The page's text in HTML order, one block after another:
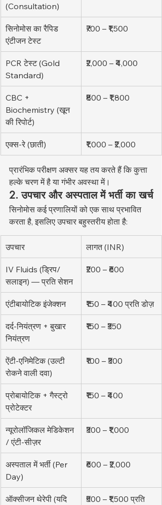
(Consultation)
सिनोमोस का रैपिड
एंटीजन टेस्ट
₹700 – ₹1,500
PCR टेस्ट (Gold
Standard)
₹2,000 – ₹4,000
CBC +
Biochemistry (खून
की रिपोर्ट)
₹800 – ₹1,800
एक्स-रे (छाती) ₹1,000 – ₹2,000
प्रारंभिक परीक्षण अक्सर यह तय करते हैं कि कुत्ता
हल्के चरण में है या गंभीर अवस्था में।
2. उपचार और अस्पताल में भर्ती का खर्च
सिनोमोस कई प्रणालियों को एक साथ प्रभावित
करता है, इसलिए उपचार बहुस्तरीय होता है:
उपचार लागत (INR)
IV Fluids (ड्रिप/
सलाइन) — प्रति सेशन
₹200 – ₹600
एंटीबायोटिक इंजेक्शन ₹150 – ₹400 प्रति डोज़
दर्द-नियंत्रण + बुखार
नियंत्रण
₹150 – ₹350
ऐंटी-एनिमेटिक (उल्टी
रोकने वाली दवा)
₹100 – ₹300
प्रोबायोटिक + गैस्ट्रो
प्रोटेक्टर
₹150 – ₹400
न्यूरोलॉजिकल मेडिकेशन
/ एंटी-सीज़र
₹300 – ₹1,000
अस्पताल में भर्ती (Per
Day)
₹600 – ₹2,000
ऑक्सीजन थेरेपी (यदि
₹500 – ₹1,500 प्रति